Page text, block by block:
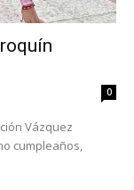
0
Vázquez
cumpleaños,